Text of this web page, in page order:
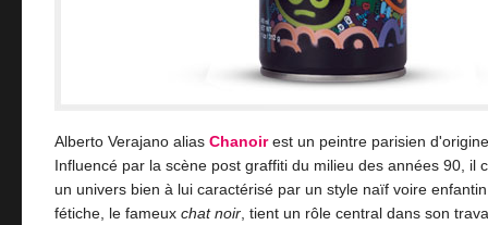
Alberto Verajano alias Chanoirest un peintre parisien
Influencé par la scène post graffiti du milieu des années 90, il
un univers bien à lui caractérisé par un style naïf voire
fétiche, le fameux chat noir, tient un rôle central dans son